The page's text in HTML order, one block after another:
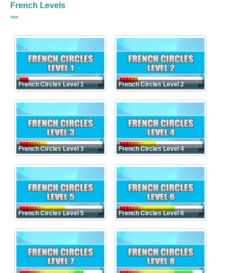
French Levels
French Circles Level 1 French Circles Level 2
French Circles Level 3 French Circles Level 4
French Circles Level 5 French Circles Level 6